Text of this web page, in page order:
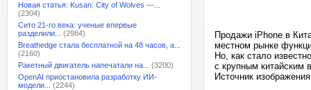
Новая статья: Kusan: City of Wolves —...
(2304)
Сито 21-го века: ученые впервые
разделили...
(2984)
Breathedge стала бесплатной на 48 часов, а...
(2160)
Ракетный двигатель напечатали на...
(3200)
OpenAI приостановила разработку ИИ-
модели...
(2244)
Продажи iPhone в
местном рынке
Но, как стало
с крупным китайским
Источник